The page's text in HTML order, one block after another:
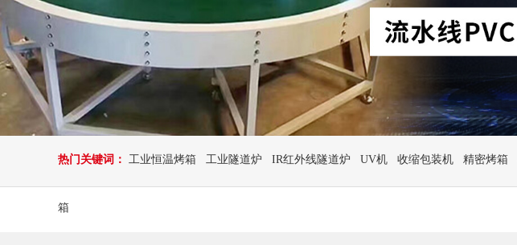
热门关键词： 工业恒温烤箱 工业隧道炉 IR红外线隧道炉 UV机 收缩包装机 精密烤箱
箱